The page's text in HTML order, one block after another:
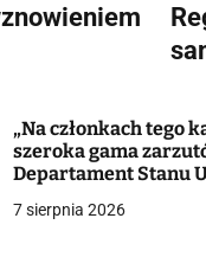
„Na członkach tego
szeroka gama
Departament Stanu
dolarów za pomoc
7 sierpnia 2026